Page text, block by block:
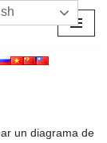
un diagrama de